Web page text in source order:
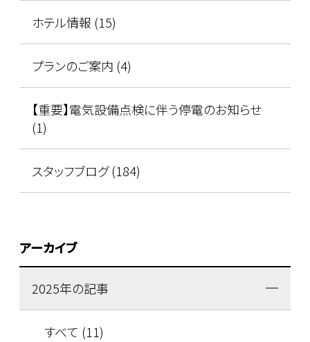
ホテル情報 (15)
プランのご案内 (4)
【重要】電気設備点検に伴う停電のお知らせ
(1)
スタッフブログ (184)
アーカイブ
2025年の記事
すべて (11)